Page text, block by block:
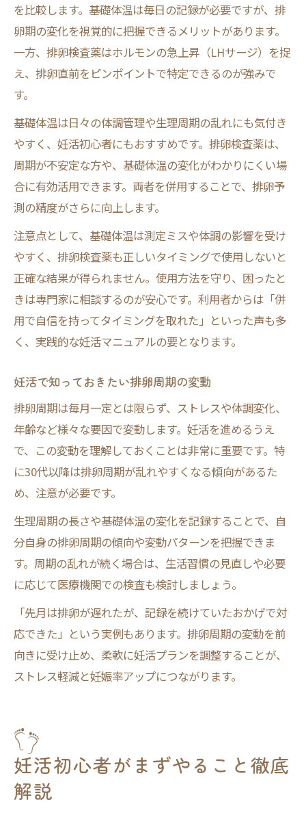
を比較します。基礎体温は毎日の記録が必要ですが、排
卵期の変化を視覚的に把握できるメリットがあります。
一方、排卵検査薬はホルモンの急上昇（LHサージ）を捉
え、排卵直前をピンポイントで特定できるのが強みで
す。
基礎体温は日々の体調管理や生理周期の乱れにも気付き
やすく、妊活初心者にもおすすめです。排卵検査薬は、
周期が不安定な方や、基礎体温の変化がわかりにくい場
合に有効活用できます。両者を併用することで、排卵予
測の精度がさらに向上します。
注意点として、基礎体温は測定ミスや体調の影響を受け
やすく、排卵検査薬も正しいタイミングで使用しないと
正確な結果が得られません。使用方法を守り、困ったと
きは専門家に相談するのが安心です。利用者からは「併
用で自信を持ってタイミングを取れた」といった声も多
く、実践的な妊活マニュアルの要となります。
妊活で知っておきたい排卵周期の変動
排卵周期は毎月一定とは限らず、ストレスや体調変化、
年齢など様々な要因で変動します。妊活を進めるうえ
で、この変動を理解しておくことは非常に重要です。特
に30代以降は排卵周期が乱れやすくなる傾向があるた
め、注意が必要です。
生理周期の長さや基礎体温の変化を記録することで、自
分自身の排卵周期の傾向や変動パターンを把握できま
す。周期の乱れが続く場合は、生活習慣の見直しや必要
に応じて医療機関での検査も検討しましょう。
「先月は排卵が遅れたが、記録を続けていたおかげで対
応できた」という実例もあります。排卵周期の変動を前
向きに受け止め、柔軟に妊活プランを調整することが、
ストレス軽減と妊娠率アップにつながります。
妊活初心者がまずやること徹底
解説